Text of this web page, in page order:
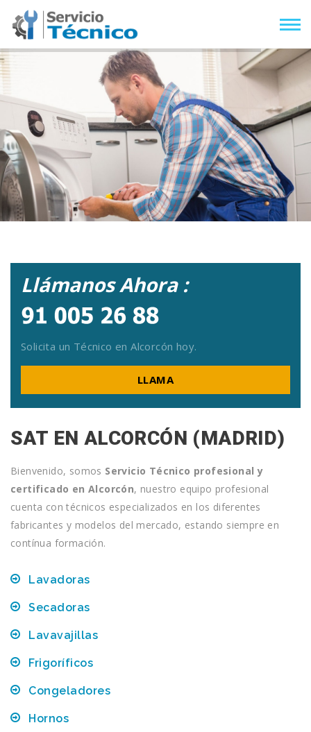
Llámanos Ahora :
Solicita un Técnico en Alcorcón hoy.
LLAMA
SAT EN ALCORCÓN (MADRID)
Bienvenido, somos Servicio Técnico profesional y
certificado en Alcorcón, nuestro equipo profesional
cuenta con técnicos especializados en los diferentes
fabricantes y modelos del mercado, estando siempre en
contínua formación.
Lavadoras
Secadoras
Lavavajillas
Frigoríficos
Congeladores
Hornos